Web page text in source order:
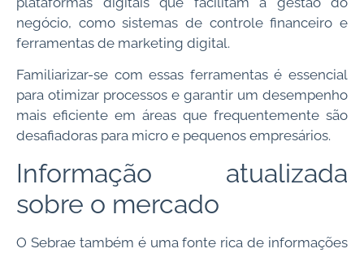
negócio, como sistemas de controle financeiro e
ferramentas de marketing digital.
Familiarizar-se com essas ferramentas é essencial
para otimizar processos e garantir um desempenho
mais eficiente em áreas que frequentemente são
desafiadoras para micro e pequenos empresários.
Informação atualizada
sobre o mercado
O Sebrae também é uma fonte rica de informações